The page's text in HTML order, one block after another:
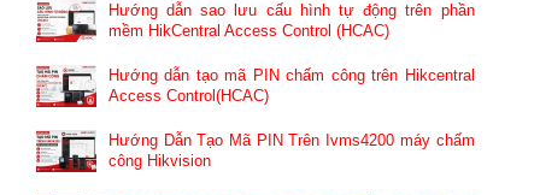
Hướng dẫn sao lưu cấu hình tự động trên phần
mềm HikCentral Access Control (HCAC)
Hướng dẫn tạo mã PIN chấm công trên Hikcentral
Access Control(HCAC)
Hướng Dẫn Tạo Mã PIN Trên Ivms4200 máy chấm
công Hikvision